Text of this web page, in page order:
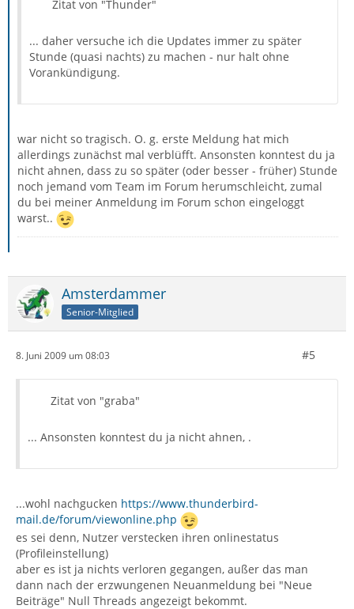
Zitat von "Thunder"
... daher versuche ich die Updates immer zu später
Stunde (quasi nachts) zu machen - nur halt ohne
Vorankündigung.
war nicht so tragisch. O. g. erste Meldung hat mich
allerdings zunächst mal verblüfft. Ansonsten konntest du ja
nicht ahnen, dass zu so später (oder besser - früher) Stunde
noch jemand vom Team im Forum herumschleicht, zumal
du bei meiner Anmeldung im Forum schon eingeloggt
warst..
Amsterdammer
Senior-Mitglied
8. Juni 2009 um 08:03 #5
Zitat von "graba"
... Ansonsten konntest du ja nicht ahnen, .
...wohl nachgucken https://www.thunderbird-
mail.de/forum/viewonline.php
es sei denn, Nutzer verstecken ihren onlinestatus
(Profileinstellung)
aber es ist ja nichts verloren gegangen, außer das man
dann nach der erzwungenen Neuanmeldung bei "Neue
Beiträge" Null Threads angezeigt bekommt.